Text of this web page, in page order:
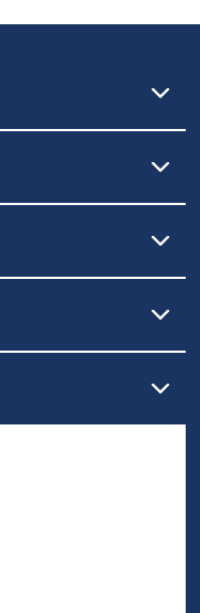
利用が可能です。
を
、サイズ交換の受付期
ます。